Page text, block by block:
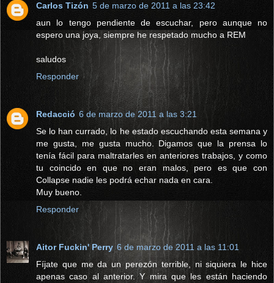
Carlos Tizón 5 de marzo de 2011 a las 23:42
aun lo tengo pendiente de escuchar, pero aunque no
espero una joya, siempre he respetado mucho a REM
saludos
Responder
Redacció 6 de marzo de 2011 a las 3:21
Se lo han currado, lo he estado escuchando esta semana y
me gusta, me gusta mucho. Digamos que la prensa lo
tenía fácil para maltratarles en anteriores trabajos, y como
tu coincido en que no eran malos, pero es que con
Collapse nadie les podrá echar nada en cara.
Muy bueno.
Responder
Aitor Fuckin' Perry 6 de marzo de 2011 a las 11:01
Fíjate que me da un perezón terrible, ni siquiera le hice
apenas caso al anterior. Y mira que les están haciendo